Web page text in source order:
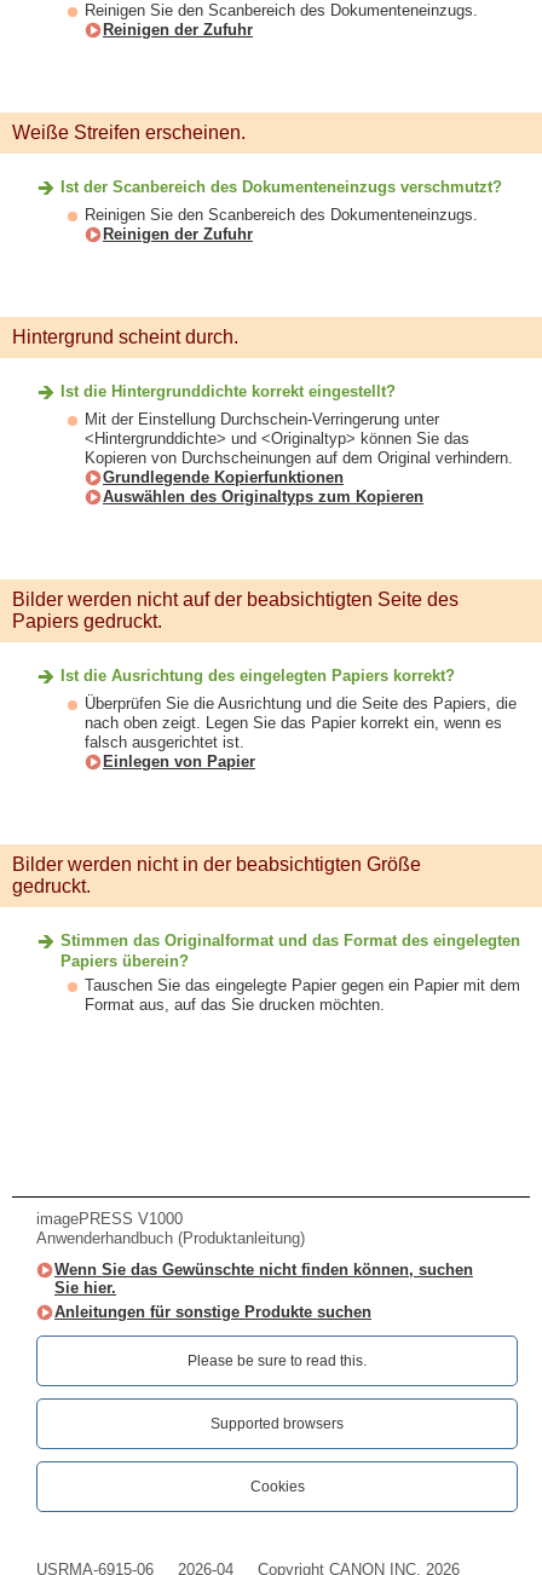
Reinigen Sie den Scanbereich des Dokumenteneinzugs.
Reinigen der Zufuhr
Weiße Streifen erscheinen.
Ist der Scanbereich des Dokumenteneinzugs verschmutzt?
Reinigen Sie den Scanbereich des Dokumenteneinzugs.
Reinigen der Zufuhr
Hintergrund scheint durch.
Ist die Hintergrunddichte korrekt eingestellt?
Mit der Einstellung Durchschein-Verringerung unter
<Hintergrunddichte> und <Originaltyp> können Sie das
Kopieren von Durchscheinungen auf dem Original verhindern.
Grundlegende Kopierfunktionen
Auswählen des Originaltyps zum Kopieren
Bilder werden nicht auf der beabsichtigten Seite des
Papiers gedruckt.
Ist die Ausrichtung des eingelegten Papiers korrekt?
Überprüfen Sie die Ausrichtung und die Seite des Papiers, die
nach oben zeigt. Legen Sie das Papier korrekt ein, wenn es
falsch ausgerichtet ist.
Einlegen von Papier
Bilder werden nicht in der beabsichtigten Größe
gedruckt.
Stimmen das Originalformat und das Format des eingelegten
Papiers überein?
Tauschen Sie das eingelegte Papier gegen ein Papier mit dem
Format aus, auf das Sie drucken möchten.
imagePRESS V1000
Anwenderhandbuch (Produktanleitung)
Wenn Sie das Gewünschte nicht finden können, suchen
Sie hier.
Anleitungen für sonstige Produkte suchen
Please be sure to read this.‎
Supported browsers
Cookies
USRMA-6915-06 2026-04 Copyright CANON INC. 2026